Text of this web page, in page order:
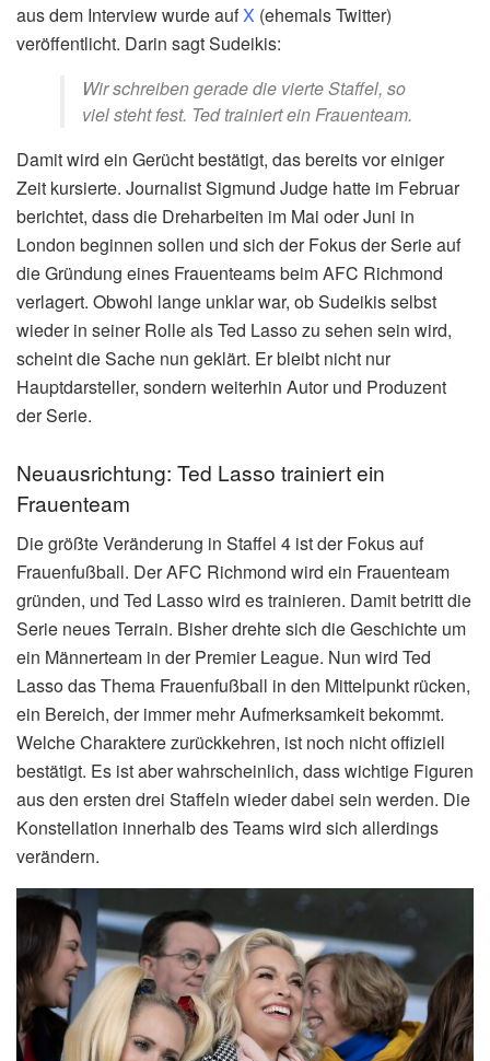
aus dem Interview wurde aufX (ehemals Twitter)
veröffentlicht. Darin sagt Sudeikis:
Wir schreiben gerade die vierte Staffel, so
viel steht fest. Ted trainiert ein Frauenteam.
Damit wird ein Gerücht bestätigt, das bereits vor einiger
Zeit kursierte. Journalist Sigmund Judge hatte im Februar
berichtet, dass die Dreharbeiten im Mai oder Juni in
London beginnen sollen und sich der Fokus der Serie auf
die Gründung eines Frauenteams beim AFC Richmond
verlagert. Obwohl lange unklar war, ob Sudeikis selbst
wieder in seiner Rolle als Ted Lasso zu sehen sein wird,
scheint die Sache nun geklärt. Er bleibt nicht nur
Hauptdarsteller, sondern weiterhin Autor und Produzent
der Serie.
Neuausrichtung: Ted Lasso trainiert ein
Frauenteam
Die größte Veränderung in Staffel 4 ist der Fokus auf
Frauenfußball. Der AFC Richmond wird ein Frauenteam
gründen, und Ted Lasso wird es trainieren. Damit betritt die
Serie neues Terrain. Bisher drehte sich die Geschichte um
ein Männerteam in der Premier League. Nun wird Ted
Lasso das Thema Frauenfußball in den Mittelpunkt rücken,
ein Bereich, der immer mehr Aufmerksamkeit bekommt.
Welche Charaktere zurückkehren, ist noch nicht offiziell
bestätigt. Es ist aber wahrscheinlich, dass wichtige Figuren
aus den ersten drei Staffeln wieder dabei sein werden. Die
Konstellation innerhalb des Teams wird sich allerdings
verändern.